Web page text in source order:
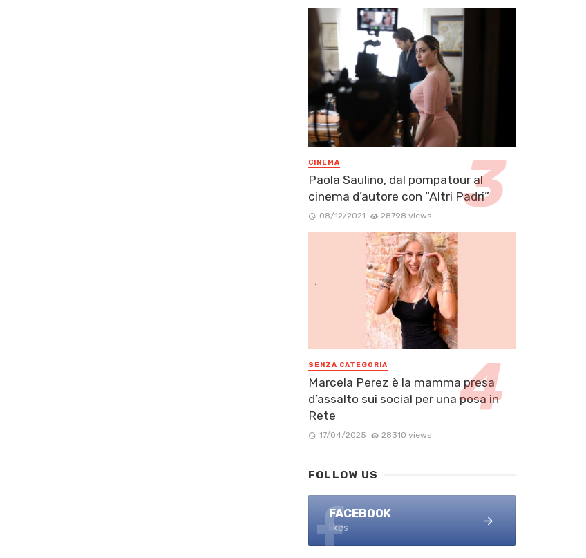
CINEMA
Paola Saulino, dal pompatour al
cinema d’autore con “Altri Padri”
08/12/2021 28798 views
SENZA CATEGORIA
Marcela Perez è la mamma presa
d’assalto sui social per una posa in
Rete
17/04/2025 28310 views
FOLLOW US
FACEBOOK
likes